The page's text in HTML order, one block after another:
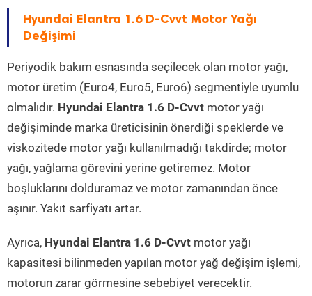
Hyundai Elantra 1.6 D-Cvvt Motor Yağı
Değişimi
Periyodik bakım esnasında seçilecek olan motor yağı,
motor üretim (Euro4, Euro5, Euro6) segmentiyle uyumlu
olmalıdır. Hyundai Elantra 1.6 D-Cvvt motor yağı
değişiminde marka üreticisinin önerdiği speklerde ve
viskozitede motor yağı kullanılmadığı takdirde; motor
yağı, yağlama görevini yerine getiremez. Motor
boşluklarını dolduramaz ve motor zamanından önce
aşınır. Yakıt sarfiyatı artar.
Ayrıca, Hyundai Elantra 1.6 D-Cvvt motor yağı
kapasitesi bilinmeden yapılan motor yağ değişim işlemi,
motorun zarar görmesine sebebiyet verecektir.